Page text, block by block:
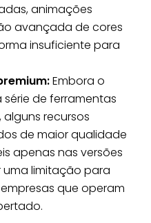
animações
avançada de cores
insuficiente para
Embora o
de ferramentas
recursos
de maior qualidade
apenas nas versões
uma limitação para
que operam